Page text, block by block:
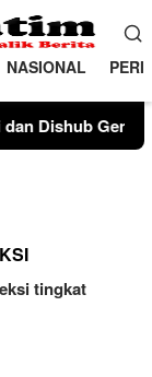
NASIONAL
Edukasi
tingkat